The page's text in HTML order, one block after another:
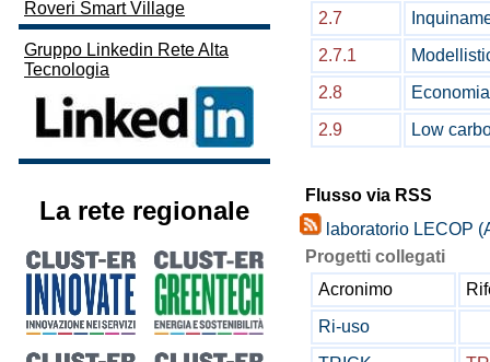
Roveri Smart Village
Gruppo Linkedin Rete Alta
Tecnologia
La rete regionale
2.7
2.7.1
2.8
2.9
Low
Flusso via RSS
laboratorio LECOP
Progetti collegati
Acronimo
Ri-uso